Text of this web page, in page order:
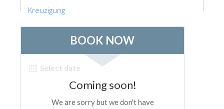
DE
ENGLISH
中文
Kreuzigung